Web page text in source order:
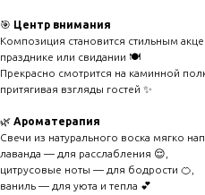
🎯 Центр внимания
Композиция становится стильным
празднике или свидании 🍽️
Прекрасно смотрится на каминной
притягивая взгляды гостей ✨
🌿 Ароматерапия
Свечи из натурального воска мягко
лаванда — для расслабления 😌,
цитрусовые ноты — для бодрости 🍊,
ваниль — для уюта и тепла 💕